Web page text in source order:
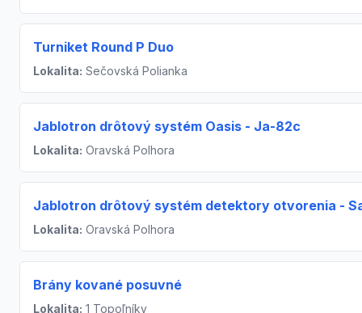
Turniket Round P Duo
Lokalita: Sečovská Polianka
Jablotron drôtový systém Oasis - Ja-82c
Lokalita: Oravská Polhora
Jablotron drôtový systém detektory otvorenia -
Lokalita: Oravská Polhora
Brány kované posuvné
Lokalita: 1 Topoľníky